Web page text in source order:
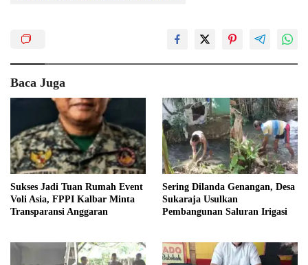
Baca Juga
Sukses Jadi Tuan Rumah Event
Voli Asia, FPPI Kalbar Minta
Transparansi Anggaran
Sering Dilanda Genangan, Desa
Sukaraja Usulkan
Pembangunan Saluran Irigasi